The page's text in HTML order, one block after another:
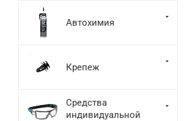
Автохимия
Крепеж
Средства
индивидуальной